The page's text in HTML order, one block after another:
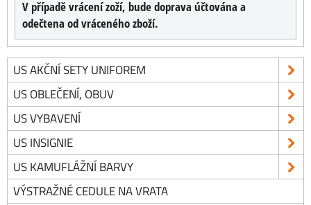
V případě vrácení zoží, bude doprava účtována a
odečtena od vráceného zboží.
US AKČNÍ SETY UNIFOREM
US OBLEČENÍ, OBUV
US VYBAVENÍ
US INSIGNIE
US KAMUFLÁŽNÍ BARVY
VÝSTRAŽNÉ CEDULE NA VRATA